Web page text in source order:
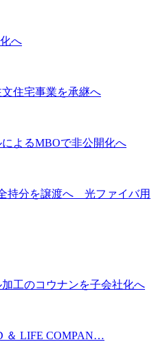
へ
住宅事業を承継へ
よるMBOで非公開化へ
持分を譲渡へ 光ファイバ用
工のコウナンを子会社化へ
＆ LIFE COMPAN…